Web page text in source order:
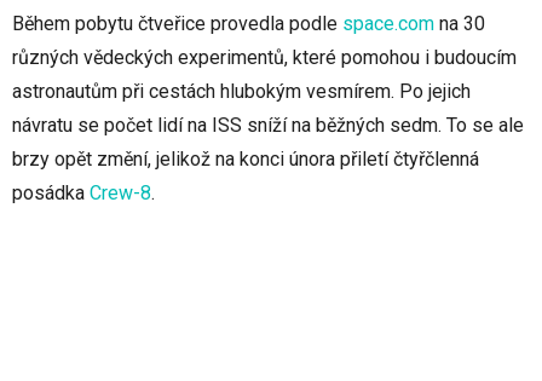
Během pobytu čtveřice provedla podle space.com na 30
různých vědeckých experimentů, které pomohou i budoucím
astronautům při cestách hlubokým vesmírem. Po jejich
návratu se počet lidí na ISS sníží na běžných sedm. To se ale
brzy opět změní, jelikož na konci února přiletí čtyřčlenná
posádka Crew-8.